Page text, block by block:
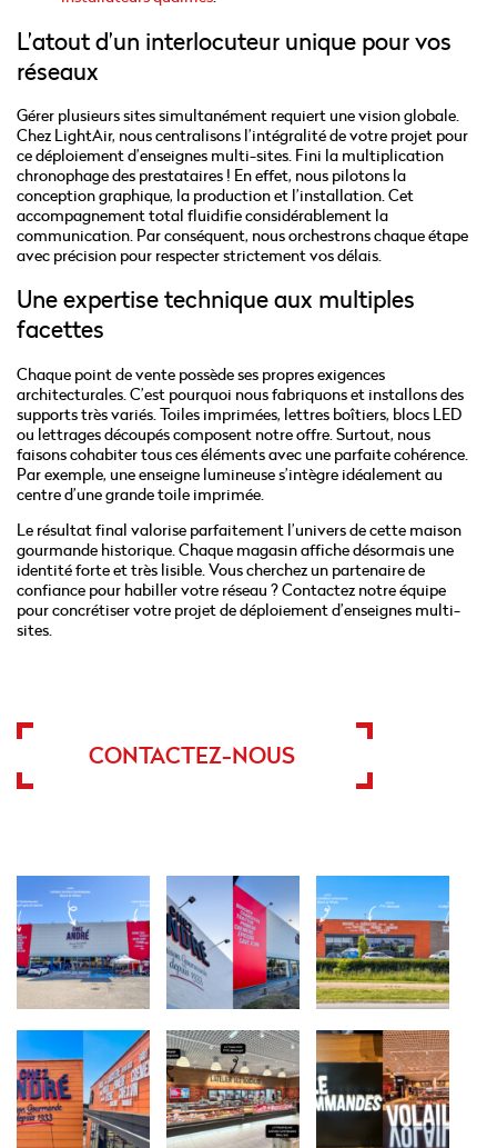
L’atout d’un interlocuteur unique pour vos
réseaux
Gérer plusieurs sites simultanément requiert une vision globale.
Chez LightAir, nous centralisons l’intégralité de votre projet pour
ce déploiement d’enseignes multi-sites. Fini la multiplication
chronophage des prestataires ! En effet, nous pilotons la
conception graphique, la production et l’installation. Cet
accompagnement total fluidifie considérablement la
communication. Par conséquent, nous orchestrons chaque étape
avec précision pour respecter strictement vos délais.
Une expertise technique aux multiples
facettes
Chaque point de vente possède ses propres exigences
architecturales. C’est pourquoi nous fabriquons et installons des
supports très variés. Toiles imprimées, lettres boîtiers, blocs LED
ou lettrages découpés composent notre offre. Surtout, nous
faisons cohabiter tous ces éléments avec une parfaite cohérence.
Par exemple, une enseigne lumineuse s’intègre idéalement au
centre d’une grande toile imprimée.
Le résultat final valorise parfaitement l’univers de cette maison
gourmande historique. Chaque magasin affiche désormais une
identité forte et très lisible. Vous cherchez un partenaire de
confiance pour habiller votre réseau ? Contactez notre équipe
pour concrétiser votre projet de déploiement d’enseignes multi-
sites.
CONTACTEZ-NOUS